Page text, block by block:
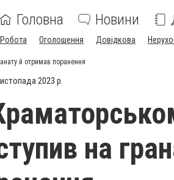
Головна Новини
Робота Оголошення Довідкова
й отримав поранення
2023 р.
на